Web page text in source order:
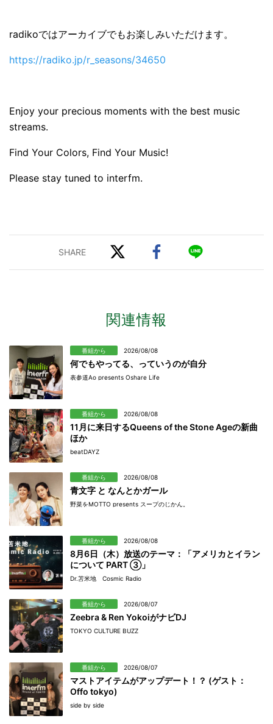
radikoではアーカイブでもお楽しみいただけます。
https://radiko.jp/r_seasons/34650
Enjoy your precious moments with the best music
streams.
Find Your Colors, Find Your Music!
Please stay tuned to interfm.
関連情報
番組から 2026/08/08
何でもやってる、っていうのが自分
表参道Ao presents Oshare Life
番組から 2026/08/08
11月に来日するQueens of the Stone Ageの新曲
ほか
beatDAYZ
番組から 2026/08/08
青文字 と なんとかガール
野菜をMOTTO presents スープのじかん。
番組から 2026/08/08
8月6日（木）放送のテーマ：「アメリカとイラン
について PART ③」
Dr.苫米地 Cosmic Radio
番組から 2026/08/07
Zeebra & Ren YokoiがナビDJ
TOKYO CULTURE BUZZ
番組から 2026/08/07
マストアイテムがアップデート！？ (ゲスト：
Offo tokyo)
side by side